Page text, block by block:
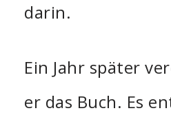
darin.
Ein Jahr später
er das Buch. Es